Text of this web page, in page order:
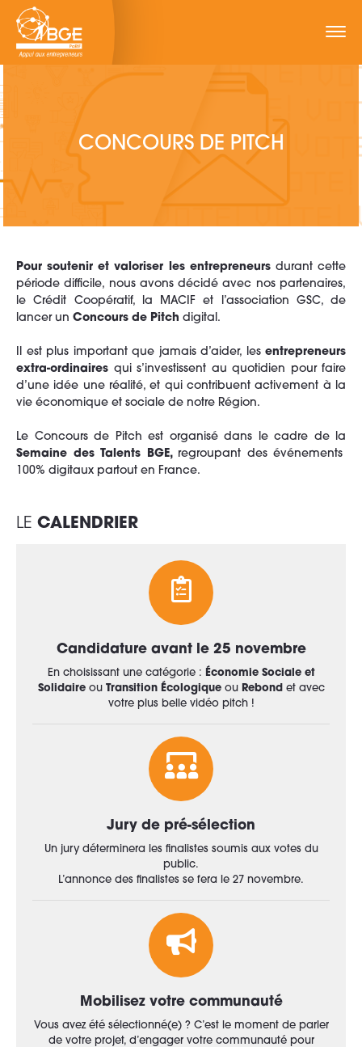
CONCOURS DE PITCH
Pour soutenir et valoriser les entrepreneursdurant cette
période difficile, nous avons décidé avec nos partenaires,
le Crédit Coopératif, la MACIF et l’association GSC, de
lancer un Concours de Pitch digital.
Il est plus important que jamais d’aider, les entrepreneurs
extra-ordinaires qui s’investissent au quotidien pour faire
d’une idée une réalité, et qui contribuent activement à la
vie économique et sociale de notre Région.
Le Concours de Pitch est organisé dans le cadre de la
Semaine des Talents BGE, regroupant des événements
100% digitaux partout en France.
LE CALENDRIER
Candidature avant le 25 novembre
En choisissant une catégorie : Économie Sociale et
Solidaireou Transition Écologiqueou Rebond et avec
votre plus belle vidéo pitch !
Jury de pré-sélection
Un jury déterminera les finalistes soumis aux votes du
public.
L’annonce des finalistes se fera le 27 novembre.
Mobilisez votre communauté
Vous avez été sélectionné(e) ? C’est le moment de parler
de votre projet, d’engager votre communauté pour